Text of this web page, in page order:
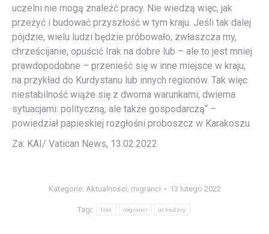
uczelni nie mogą znaleźć pracy. Nie wiedzą więc, jak
przeżyć i budować przyszłość w tym kraju. Jeśli tak dalej
pójdzie, wielu ludzi będzie próbowało, zwłaszcza my,
chrześcijanie, opuścić Irak na dobre lub – ale to jest mniej
prawdopodobne – przenieść się w inne miejsce w kraju,
na przykład do Kurdystanu lub innych regionów. Tak więc
niestabilność wiąże się z dwoma warunkami, dwiema
sytuacjami: polityczną, ale także gospodarczą“ –
powiedział papieskiej rozgłośni proboszcz w Karakoszu.
Za: KAI/ Vatican News, 13.02.2022
Kategorie: Aktualności, migranci 13 lutego 2022
Tagi: Irak migranci uchodźcy